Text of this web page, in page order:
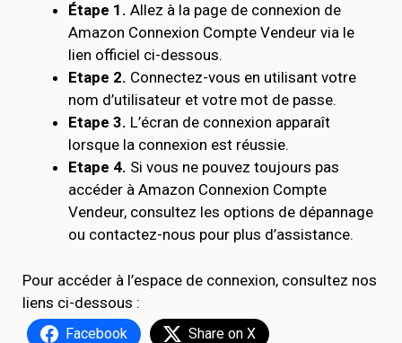
Étape 1. Allez à la page de connexion de
Amazon Connexion Compte Vendeur via le
lien officiel ci-dessous.
Etape 2. Connectez-vous en utilisant votre
nom d’utilisateur et votre mot de passe.
Etape 3. L’écran de connexion apparaît
lorsque la connexion est réussie.
Etape 4. Si vous ne pouvez toujours pas
accéder à Amazon Connexion Compte
Vendeur, consultez les options de dépannage
ou contactez-nous pour plus d’assistance.
Pour accéder à l’espace de connexion, consultez nos
liens ci-dessous :
Facebook Share on X